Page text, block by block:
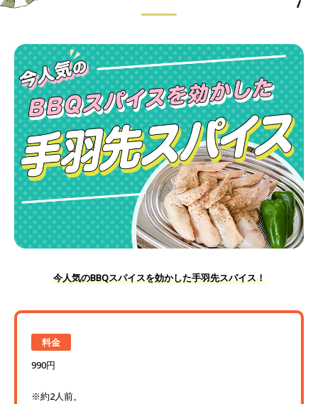
今人気のBBQスパイスを効かした手羽先スパイス！
料金
990円
※約2人前。